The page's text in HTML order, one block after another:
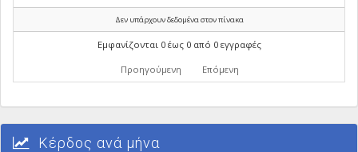
Δεν υπάρχουν δεδομένα στον πίνακα
Εμφανίζονται 0 έως 0 από 0 εγγραφές
Προηγούμενη Επόμενη
Κέρδος ανά μήνα